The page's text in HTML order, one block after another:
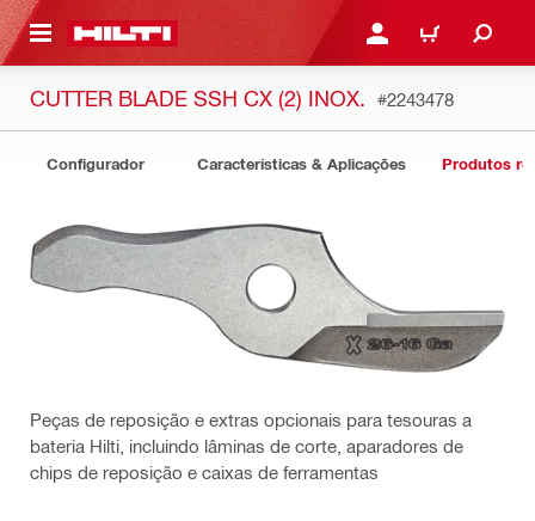
PRINCIPAL ENTRAR OU CADASTRAR
CARRINHO
CUTTER BLADE SSH CX (2) INOX. #2243478
Configurador Características & Aplicações Produtos
Peças de reposição e extras opcionais para tesouras a
bateria Hilti, incluindo lâminas de corte, aparadores de
chips de reposição e caixas de ferramentas